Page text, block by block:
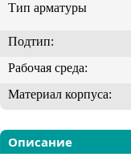
Тип арматуры
Подтип:
Рабочая среда:
Материал корпуса:
Описание